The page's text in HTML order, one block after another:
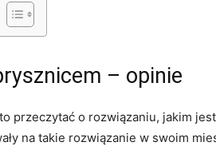
– opinie
przeczytać o rozwiązaniu, jakim
na takie rozwiązanie w swoim